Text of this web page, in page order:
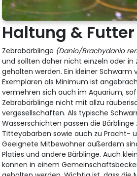
Haltung & Futter
Zebrabärblinge (Danio/Brachydanio
und sollten daher nicht einzeln oder in
gehalten werden. Ein kleiner Schwarm
Exemplaren als Minimum ist
vermehren sich auch im Aquarium,
Zebrabärblinge nicht mit allzu
vergesellschaften. Als typische
Wasserschichten passen die Bärblinge
Titteyabarben sowie auch zu Pracht-
Geeignete Mitbewohner außerdem
Platies und andere Bärblinge. Auch
können in einem